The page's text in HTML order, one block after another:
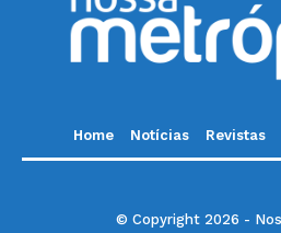
Home Notícias Revistas
© Copyright 2026 -